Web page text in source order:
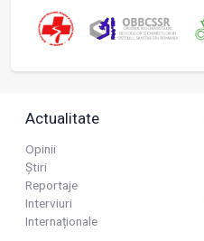
Actualitate
Opinii
Știri
Reportaje
Interviuri
Internaționale